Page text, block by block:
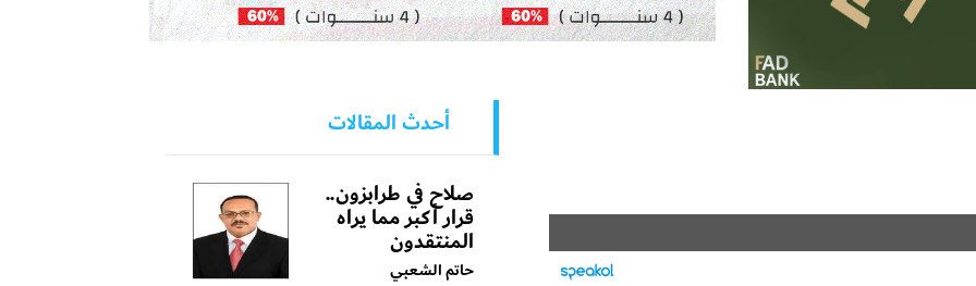
أحدث المقالات
صلاح في طرابزون..
قرار أكبر مما يراه
المنتقدون
حاتم الشعبي